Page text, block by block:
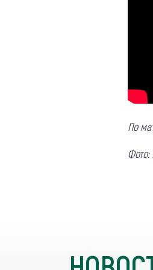
По
Фото: